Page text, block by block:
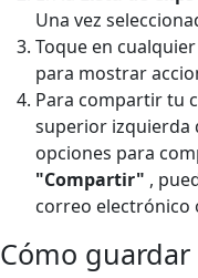
Una vez
Toque en
para mostrar
Para compartir tu
superior izquierda
opciones para
"Compartir" ,
correo electrónico
Cómo guardar